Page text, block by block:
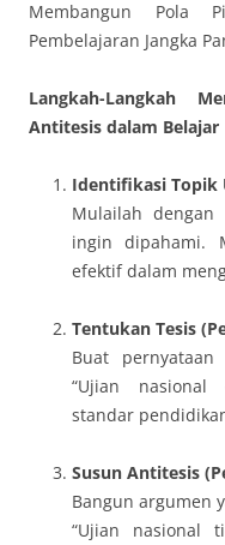
Membangun Pola
Pembelajaran Jangka
Langkah-Langkah
Antitesis dalam Belajar
Identifikasi Topik
Mulailah
ingin dipahami.
efektif dalam
Tentukan Tesis
Buat
“Ujian nasional
standar
Susun Antitesis
Bangun argumen
“Ujian nasional